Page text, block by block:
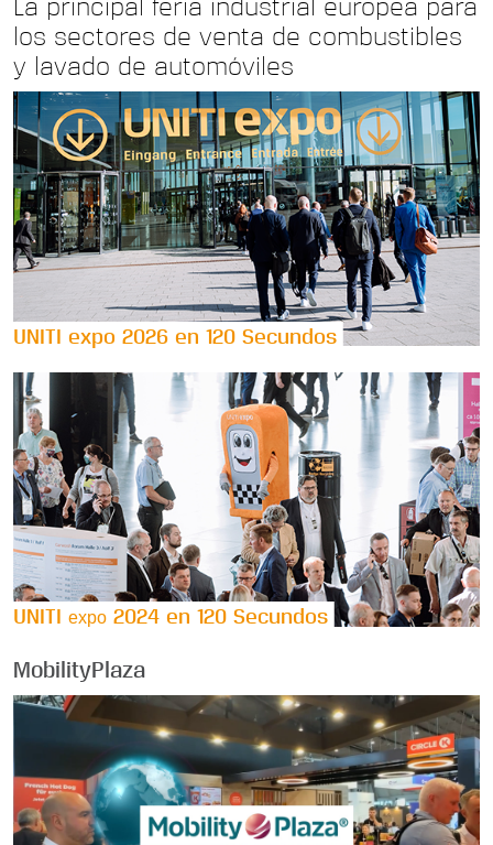
los sectores de venta de combustibles
y lavado de automóviles
UNITI expo 2026 en 120 Secundos
UNITI expo 2024 en 120 Secundos
MobilityPlaza